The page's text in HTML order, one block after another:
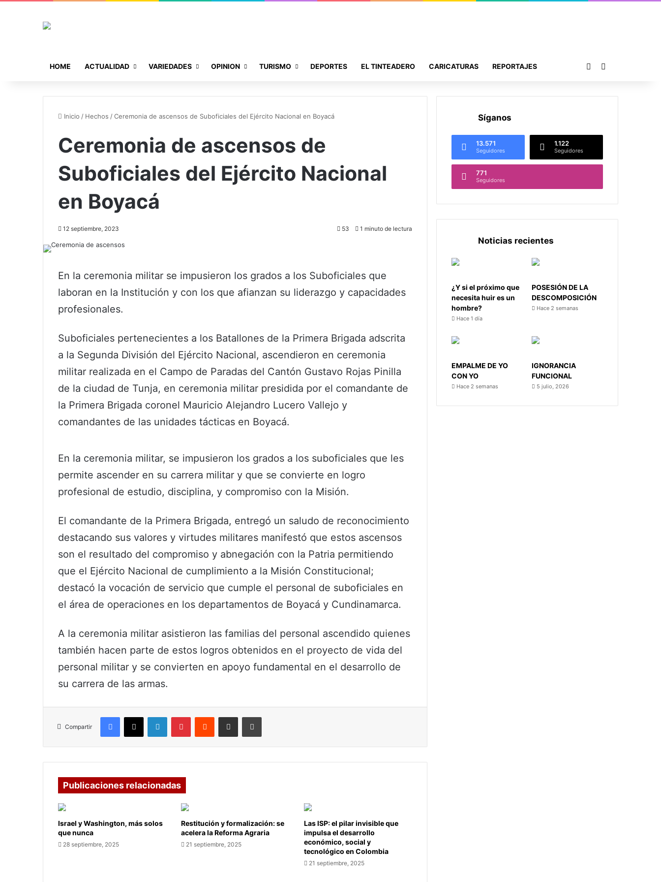
HOME ACTUALIDAD VARIEDADES OPINION TURISMO DEPORTES EL TINTEADERO CARICATURAS REPORTAJES Publicación al azar
Inicio / Hechos /Ceremonia de ascensos de Suboficiales del Ejército Nacional en Boyacá
Ceremonia de ascensos de
Suboficiales del Ejército Nacional
en Boyacá
12 septiembre, 2023 53 1 minuto de lectura
En la ceremonia militar se impusieron los grados a los Suboficiales que
laboran en la Institución y con los que afianzan su liderazgo y capacidades
profesionales.
Suboficiales pertenecientes a los Batallones de la Primera Brigada adscrita
a la Segunda División del Ejército Nacional, ascendieron en ceremonia
militar realizada en el Campo de Paradas del Cantón Gustavo Rojas Pinilla
de la ciudad de Tunja, en ceremonia militar presidida por el comandante de
la Primera Brigada coronel Mauricio Alejandro Lucero Vallejo y
comandantes de las unidades tácticas en Boyacá.
En la ceremonia militar, se impusieron los grados a los suboficiales que les
permite ascender en su carrera militar y que se convierte en logro
profesional de estudio, disciplina, y compromiso con la Misión.
El comandante de la Primera Brigada, entregó un saludo de reconocimiento
destacando sus valores y virtudes militares manifestó que estos ascensos
son el resultado del compromiso y abnegación con la Patria permitiendo
que el Ejército Nacional de cumplimiento a la Misión Constitucional;
destacó la vocación de servicio que cumple el personal de suboficiales en
el área de operaciones en los departamentos de Boyacá y Cundinamarca.
A la ceremonia militar asistieron las familias del personal ascendido quienes
también hacen parte de estos logros obtenidos en el proyecto de vida del
personal militar y se convierten en apoyo fundamental en el desarrollo de
su carrera de las armas.
Compartir
Facebook
X LinkedInPinterestReddit Compartir por correo electrónicoImprimir
Publicaciones relacionadas
Israel y Washington, más solos
que nunca
28 septiembre, 2025
Restitución y formalización: se
acelera la Reforma Agraria
21 septiembre, 2025
Las ISP: el pilar invisible que
impulsa el desarrollo
económico, social y
tecnológico en Colombia
21 septiembre, 2025
Síganos
13.571
Seguidores
1.122
Seguidores
771
Seguidores
Noticias recientes
¿Y si el próximo que
necesita huir es un
hombre?
Hace 1 día
POSESIÓN DE LA
DESCOMPOSICIÓN
Hace 2 semanas
EMPALME DE YO
CON YO
Hace 2 semanas
IGNORANCIA
FUNCIONAL
5 julio, 2026